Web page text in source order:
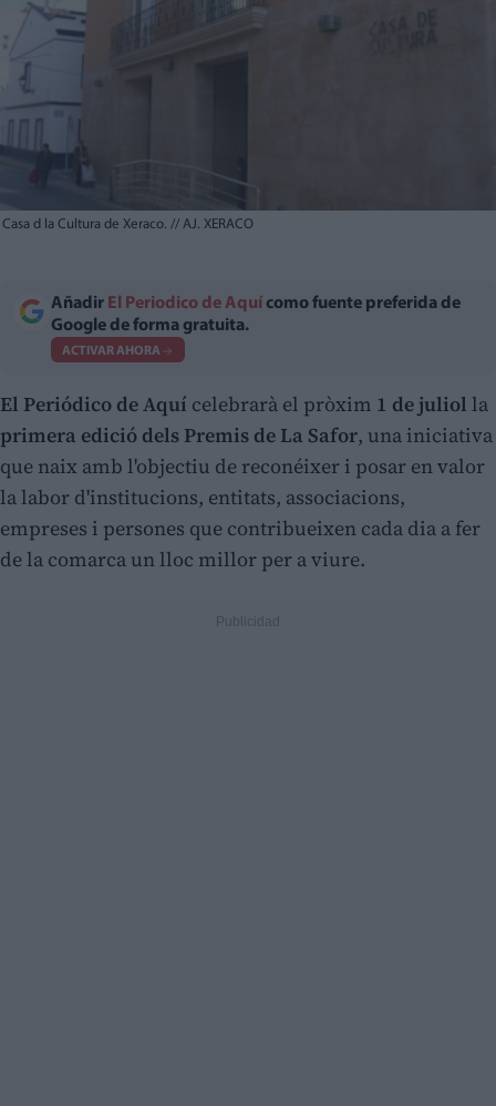
Casa d la Cultura de Xeraco. // AJ. XERACO
Añadir El Periodico de Aquí como fuente preferida de
Google de forma gratuita.
ACTIVAR AHORA
El Periódico de Aquí celebrarà el pròxim 1 de juliol la
primera edició dels Premis de La Safor, una iniciativa
que naix amb l'objectiu de reconéixer i posar en valor
la labor d'institucions, entitats, associacions,
empreses i persones que contribueixen cada dia a fer
de la comarca un lloc millor per a viure.